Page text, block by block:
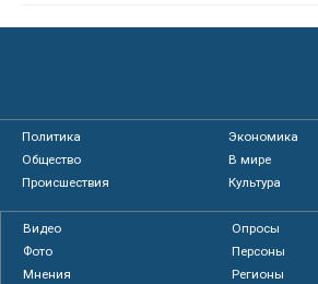
Политика
Экономика
Общество
В мире
Происшествия
Культура
Видео
Опросы
Фото
Персоны
Мнения
Регионы